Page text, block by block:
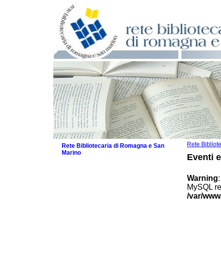
Rete
Eventi
Warning
MySQL
/var/
Rete Bibliotecaria di Romagna e San
Marino